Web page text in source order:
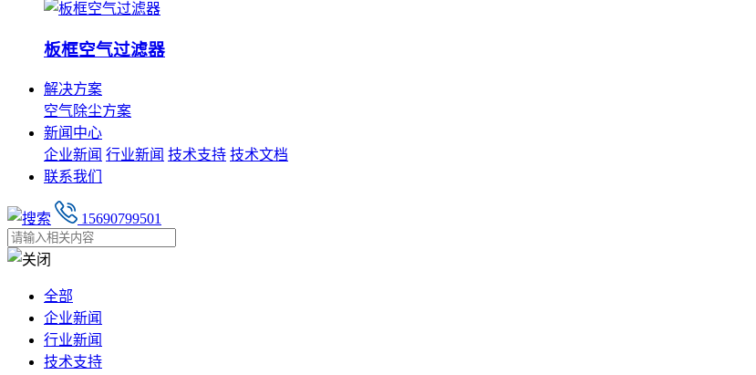
板框空气过滤器
解决方案
空气除尘方案
新闻中心
企业新闻 行业新闻 技术支持 技术文档
联系我们
15690799501
全部
企业新闻
行业新闻
技术支持